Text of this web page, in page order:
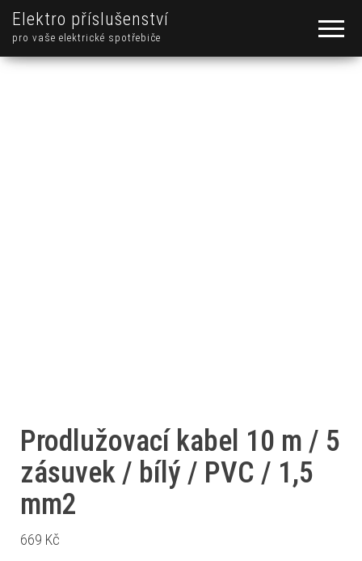
Elektro příslušenství
pro vaše elektrické spotřebiče
Prodlužovací kabel 10 m / 5
zásuvek / bílý / PVC / 1,5
mm2
669 Kč